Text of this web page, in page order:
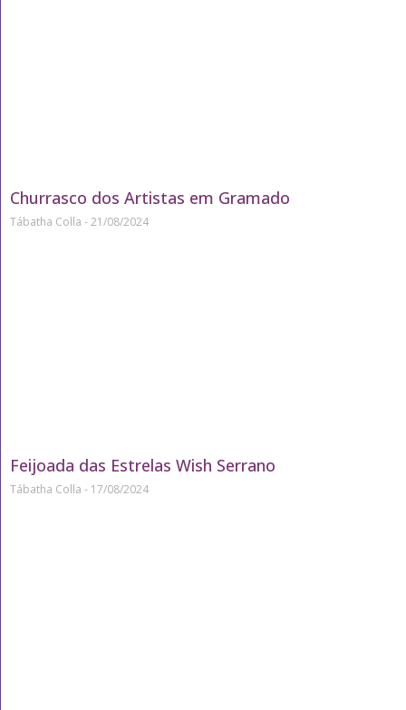
Churrasco dos Artistas em Gramado
Tábatha Colla 21/08/2024
Feijoada das Estrelas Wish Serrano
Tábatha Colla 17/08/2024